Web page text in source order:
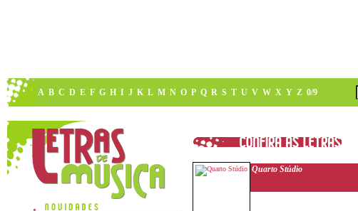
A B C D E F G H I J K L M N O P Q R S T U V W X Y Z 0/9
Quarto Stúdio